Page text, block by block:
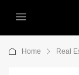
Home Real